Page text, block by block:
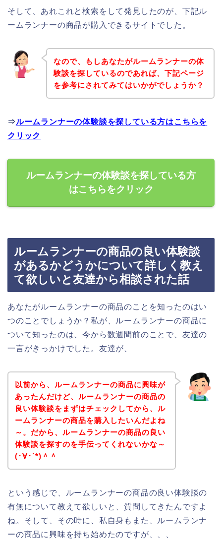
そして、あれこれと検索をして発見したのが、下記ル
ームランナーの商品が購入できるサイトでした。
なので、もしあなたがルームランナーの体
験談を探しているのであれば、下記ページ
を参考にされてみてはいかがでしょうか？
⇒ルームランナーの体験談を探している方はこちらを
クリック
ルームランナーの体験談を探している方
はこちらをクリック
ルームランナーの商品の良い体験談
があるかどうかについて詳しく教え
て欲しいと友達から相談された話
あなたがルームランナーの商品のことを知ったのはい
つのことでしょうか？私が、ルームランナーの商品に
ついて知ったのは、今から数週間前のことで、友達の
一言がきっかけでした。友達が、
以前から、ルームランナーの商品に興味が
あったんだけど、ルームランナーの商品の
良い体験談をまずはチェックしてから、ル
ームランナーの商品を購入したいんだよね
～。だから、ルームランナーの商品の良い
体験談を探すのを手伝ってくれないかな～
(･∀･`*)＾＾
という感じで、ルームランナーの商品の良い体験談の
有無について教えて欲しいと、質問してきたんですよ
ね。そして、その時に、私自身もまた、ルームランナ
ーの商品に興味を持ち始めたのですが、、、